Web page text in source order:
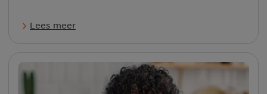
Lees meer